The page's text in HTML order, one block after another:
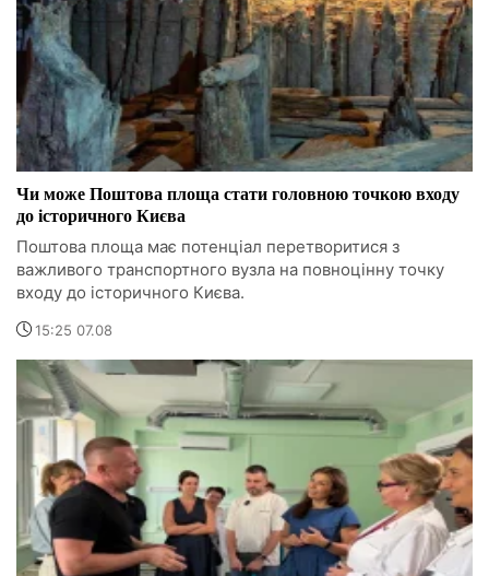
Чи може Поштова площа стати головною точкою входу
до історичного Києва
Поштова площа має потенціал перетворитися з
важливого транспортного вузла на повноцінну точку
входу до історичного Києва.
15:25 07.08